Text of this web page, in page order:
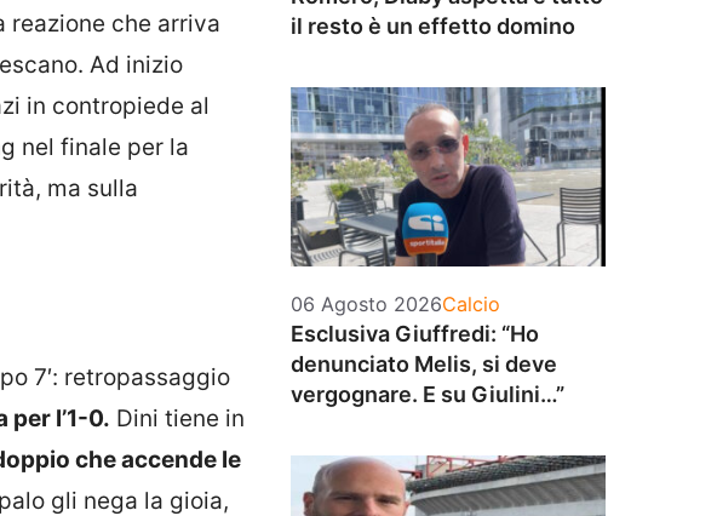
reazione che arriva
Ad inizio
in contropiede al
nel finale per la
ma sulla
7′: retropassaggio
l’1-0. Dini tiene in
che accende le
gli nega la gioia,
il resto è un effetto domino
06 Agosto 2026Categorie
Calcio
Esclusiva Giuffredi: “Ho
denunciato Melis, si deve
vergognare. E su Giulini…”